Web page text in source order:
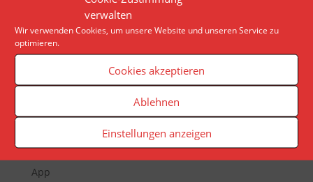
verwalten
Wir verwenden Cookies, um unsere Website und unseren Service zu
optimieren.
Cookies akzeptieren
Ablehnen
Einstellungen anzeigen
sich auf einen größeren Rücksetzer am Aktienmarkt
vorbereitet. Dieses Verhalten dürfte deutliche
Kursverluste verhindern.
Reporting
App